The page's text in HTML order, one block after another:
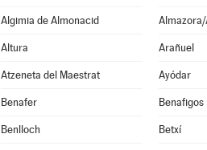
Algimia de Almonacid
Altura Arañuel
Atzeneta del Maestrat Ayódar
Benafer Benafigos
Benlloch Betxí